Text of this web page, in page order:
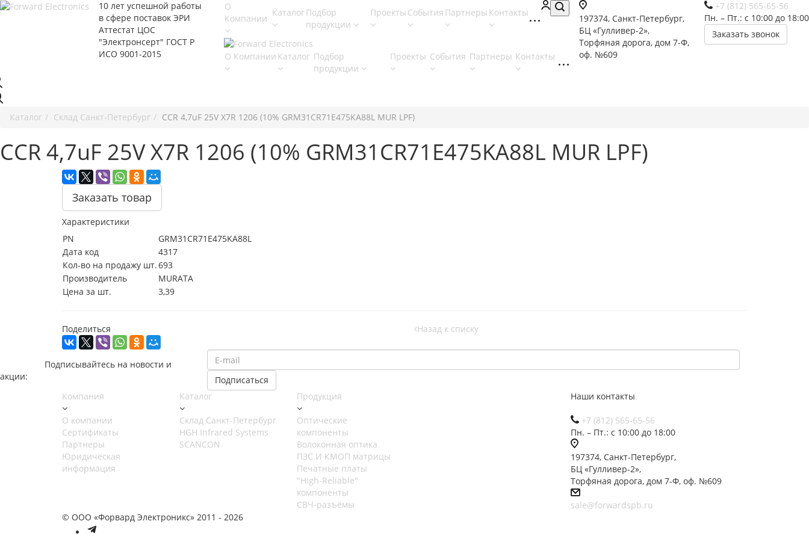
10 лет успешной работы
в сфере поставок ЭРИ
Аттестат ЦОС
"Электронсерт" ГОСТ Р
ИСО 9001-2015
+7 (812) 565-65-56
Пн. – Пт.: с 10:00 до 18:00
Заказать звонок
197374, Санкт-Петербург,
БЦ «Гулливер-2»,
Торфяная дорога, дом 7-Ф,
оф. №609
О
Компании
КаталогПодбор
продукции
Проекты События Партнеры Контакты
О Компании Каталог Подбор
продукции
Проекты События Партнеры Контакты
Каталог Cклад Санкт-Петербург CCR 4,7uF 25V X7R 1206 (10% GRM31CR71E475KA88L MUR LPF)
CCR 4,7uF 25V X7R 1206 (10% GRM31CR71E475KA88L MUR LPF)
Заказать товар
Характеристики
PN
GRM31CR71E475KA88L
Дата код
4317
Кол-во на продажу шт.693
Производитель
MURATA
Цена за шт.
3,39
Поделиться Назад к списку
Подписывайтесь на новости и
акции:
Компания
О компании
Сертификаты
Партнеры
Юридическая
информация
Каталог
Cклад Санкт-Петербург
HGH Infrared Systems
SCANCON
Продукция
Оптические
компоненты
Волоконная оптика
ПЗС И КМОП матрицы
Печатные платы
"High-Reliable"
компоненты
СВЧ-разъёмы
Наши контакты
+7 (812) 565-65-56
Пн. – Пт.: с 10:00 до 18:00
197374, Санкт-Петербург,
БЦ «Гулливер-2»,
Торфяная дорога, дом 7-Ф, оф. №609
sale@forwardspb.ru
© ООО «Форвард Электроникс» 2011 - 2026